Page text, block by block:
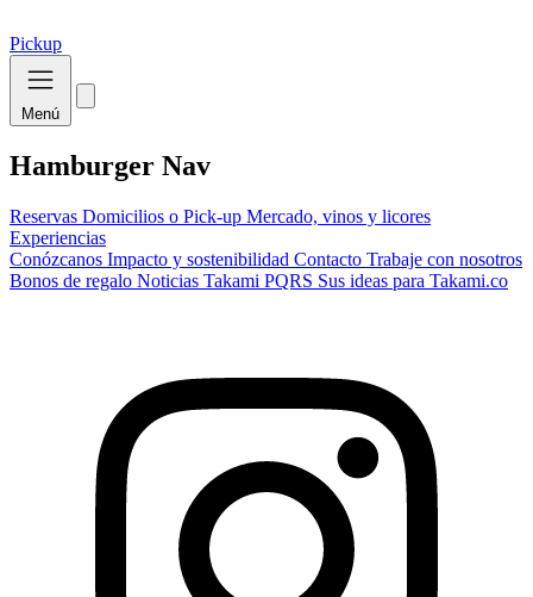
Pickup
Menú
Hamburger Nav
Reservas Domicilios o Pick-up Mercado, vinos y licores
Experiencias
Conózcanos Impacto y sostenibilidad Contacto Trabaje con nosotros
Bonos de regalo Noticias Takami PQRS Sus ideas para Takami.co